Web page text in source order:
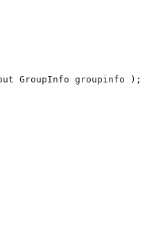
GroupInfo groupinfo );